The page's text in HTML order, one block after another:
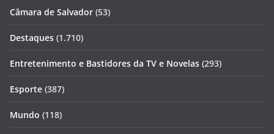
Câmara de Salvador (53)
Destaques (1.710)
Entretenimento e Bastidores da TV e Novelas (293)
Esporte (387)
Mundo (118)